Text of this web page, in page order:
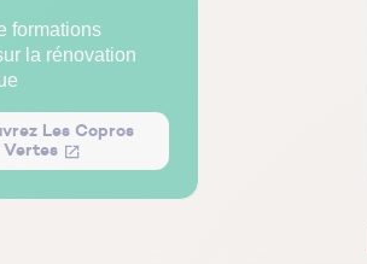
formations
la rénovation
Les Copros
Vertes